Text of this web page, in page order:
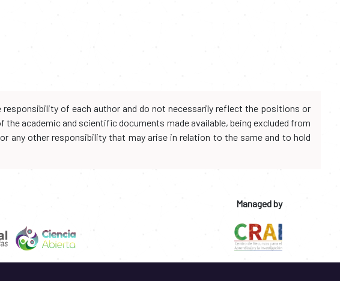
of each author and do not necessarily reflect the positions or
academic and scientific documents made available, being excluded from
any other responsibility that may arise in relation to the same and to hold
Managed by